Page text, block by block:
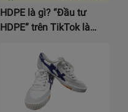
HDPE là gì? “Đầu tư
HDPE” trên TikTok là…